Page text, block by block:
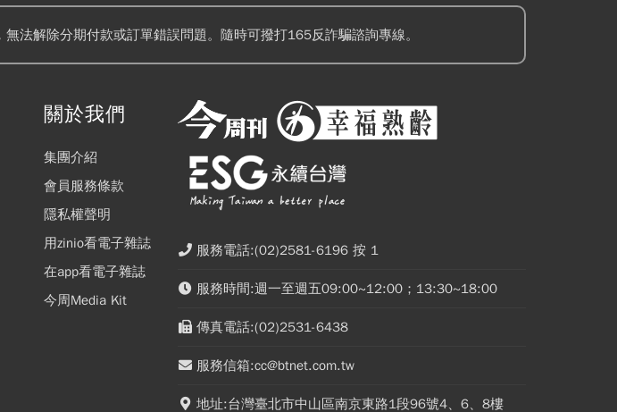
法解除分期付款或訂單錯誤問題。隨時可撥打165反詐騙諮詢專線。
關於我們
集團介紹
會員服務條款
隱私權聲明
用zinio看電子雜誌
在app看電子雜誌
今周Media Kit
服務電話:(02)2581-6196 按 1
服務時間:週一至週五09:00~12:00；13:30~18:00
傳真電話:(02)2531-6438
服務信箱:cc@btnet.com.tw
地址:台灣臺北市中山區南京東路1段96號4、6、8樓